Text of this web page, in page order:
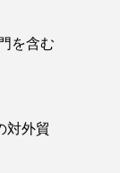
を含む
対外貿